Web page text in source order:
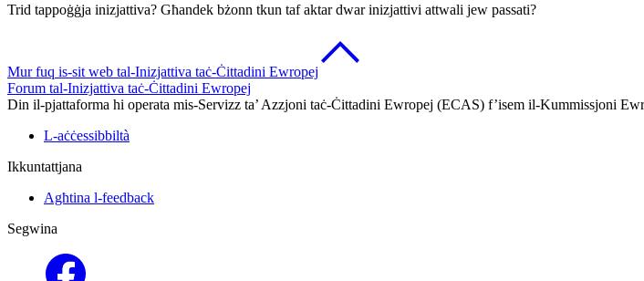
Trid tappoġġja inizjattiva? Għandek bżonn tkun taf aktar dwar inizjattivi attwali jew passati?
Mur fuq is-sit web tal-Inizjattiva taċ-Ċittadini Ewropej
Forum tal-Inizjattiva taċ-Ċittadini Ewropej
Din il-pjattaforma hi operata mis-Servizz ta’ Azzjoni taċ-Ċittadini Ewropej (ECAS) f’isem il-Kummissjoni
L-aċċessibbiltà
Ikkuntattjana
Agħtina l-feedback
Segwina